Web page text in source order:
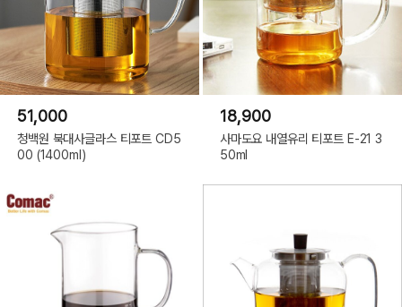
51,000
청백원 북대사글라스 티포트 CD5
00 (1400ml)
18,900
사마도요 내열유리 티포트 E-21 3
50ml